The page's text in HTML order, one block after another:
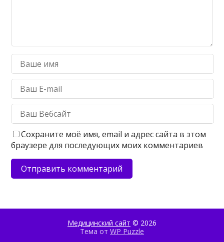
Сохраните моё имя, email и адрес сайта в этом
браузере для последующих моих комментариев
Медицинский сайт © 2026
Тема от WP Puzzle